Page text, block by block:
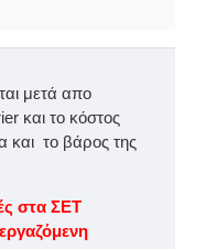
μετά απο
και το κόστος
και το βάρος της
στα ΣΕΤ